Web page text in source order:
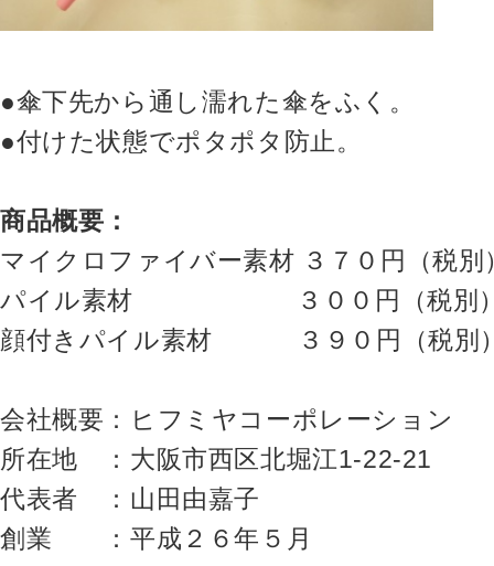
●傘下先から通し濡れた傘をふく。
●付けた状態でポタポタ防止。
商品概要：
マイクロファイバー素材 ３７０円（税別
パイル素材 ３００円（税別）
顔付きパイル素材 ３９０円（税別
会社概要：ヒフミヤコーポレーション
所在地 ：大阪市西区北堀江1-22-21
代表者 ：山田由嘉子
創業 ：平成２６年５月